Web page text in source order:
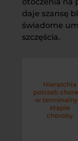
daje szansę
świadome
szczęścia.